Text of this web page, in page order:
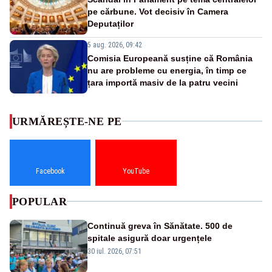
pe cărbune. Vot decisiv în Camera
Deputaților
5 aug. 2026, 09:42
Comisia Europeană susține că România
nu are probleme cu energia, în timp ce
țara importă masiv de la patru vecini
URMĂREȘTE-NE PE
Facebook YouTube
POPULAR
Continuă greva în Sănătate. 500 de
spitale asigură doar urgențele
30 iul. 2026, 07:51